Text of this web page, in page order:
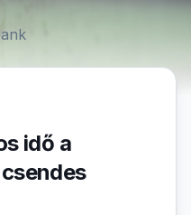
idő a